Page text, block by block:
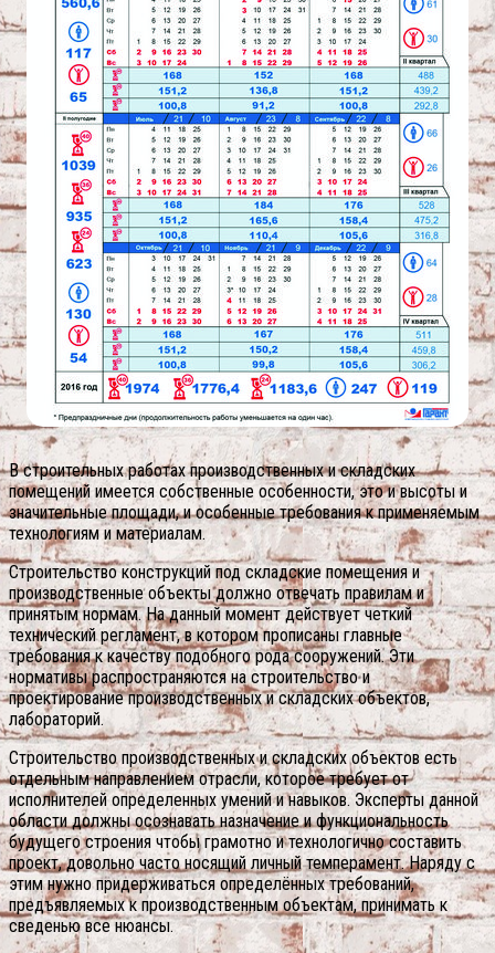
В строительных работах производственных и складских
помещений имеется собственные особенности, это и высоты и
значительные площади, и особенные требования к применяемым
технологиям и материалам.
Строительство конструкций под складские помещения и
производственные объекты должно отвечать правилам и
принятым нормам. На данный момент действует четкий
технический регламент, в котором прописаны главные
требования к качеству подобного рода сооружений. Эти
нормативы распространяются на строительство и
проектирование производственных и складских объектов,
лабораторий.
Строительство производственных и складских объектов есть
отдельным направлением отрасли, которое требует от
исполнителей определенных умений и навыков. Эксперты данной
области должны осознавать назначение и функциональность
будущего строения чтобы грамотно и технологично составить
проект, довольно часто носящий личный темперамент. Наряду с
этим нужно придерживаться определённых требований,
предъявляемых к производственным объектам, принимать к
сведенью все нюансы.